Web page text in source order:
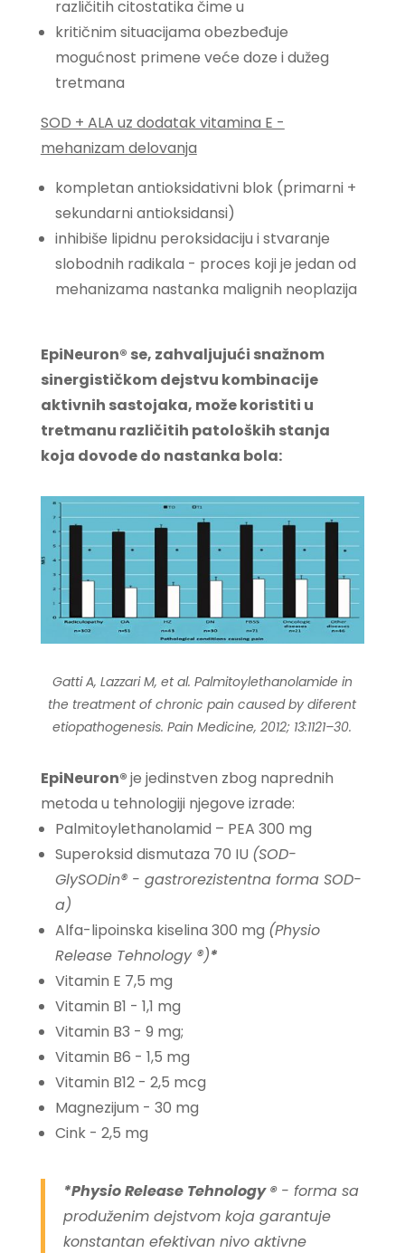
različitih citostatika čime u
kritičnim situacijama obezbeđuje
mogućnost primene veće doze i dužeg
tretmana
SOD + ALA uz dodatak vitamina E -
mehanizam delovanja
kompletan antioksidativni blok (primarni +
sekundarni antioksidansi)
inhibiše lipidnu peroksidaciju i stvaranje
slobodnih radikala - proces koji je jedan od
mehanizama nastanka malignih neoplazija
EpiNeuron® se, zahvaljujući snažnom
sinergističkom dejstvu kombinacije
aktivnih sastojaka, može koristiti u
tretmanu različitih patoloških stanja
koja dovode do nastanka bola:
Gatti A, Lazzari M, et al. Palmitoylethanolamide in
the treatment of chronic pain caused by diferent
etiopathogenesis. Pain Medicine, 2012; 13:1121–30.
EpiNeuron®je jedinstven zbog naprednih
metoda u tehnologiji njegove izrade:
Palmitoylethanolamid – PEA 300 mg
Superoksid dismutaza 70 IU (SOD-
GlySODin® - gastrorezistentna forma SOD-
a)
Alfa-lipoinska kiselina 300 mg (Physio
Release Tehnology ®)*
Vitamin E 7,5 mg
Vitamin B1 - 1,1 mg
Vitamin B3 - 9 mg;
Vitamin B6 - 1,5 mg
Vitamin B12 - 2,5 mcg
Magnezijum - 30 mg
Cink - 2,5 mg
*Physio Release Tehnology ®- forma sa
produženim dejstvom koja garantuje
konstantan efektivan nivo aktivne